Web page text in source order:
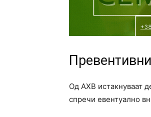
Од АХВ истакнуваат
спречи евентуално